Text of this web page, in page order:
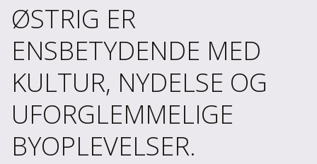
ØSTRIG ER
ENSBETYDENDE MED
KULTUR, NYDELSE OG
UFORGLEMMELIGE
BYOPLEVELSER.